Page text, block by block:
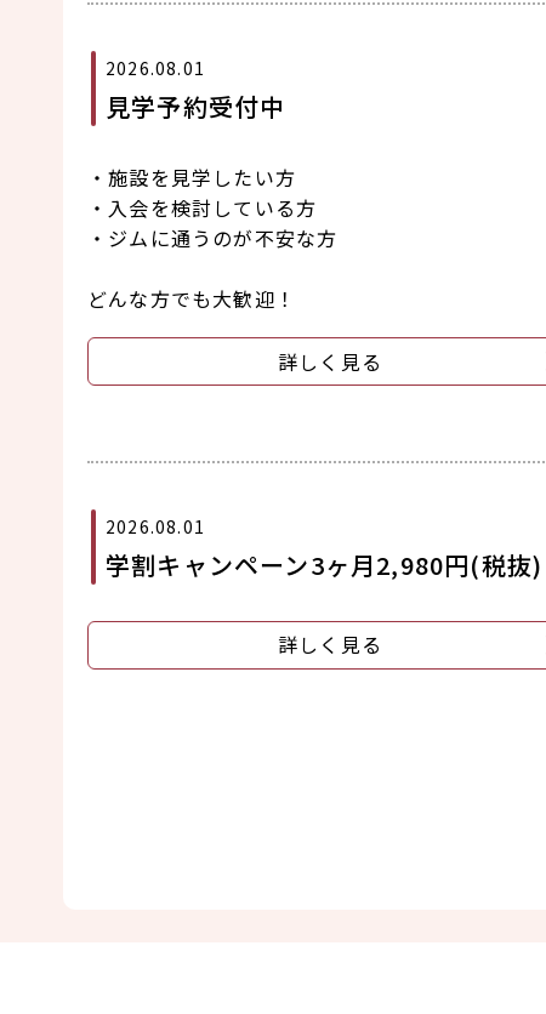
2026.08.01
見学予約受付中
・施設を見学したい方
・入会を検討している方
・ジムに通うのが不安な方
どんな方でも大歓迎！
詳しく見る
2026.08.01
学割キャンペーン3ヶ月2,980円(税抜)
詳しく見る